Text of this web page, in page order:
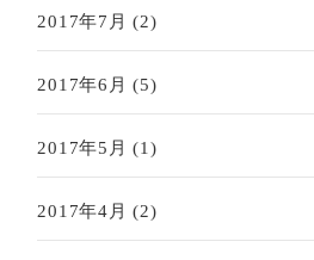
2017年7月 (2)
2017年6月 (5)
2017年5月 (1)
2017年4月 (2)